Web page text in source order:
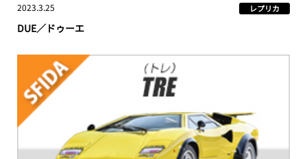
2023.3.25 レプリカ
DUE／ドゥーエ